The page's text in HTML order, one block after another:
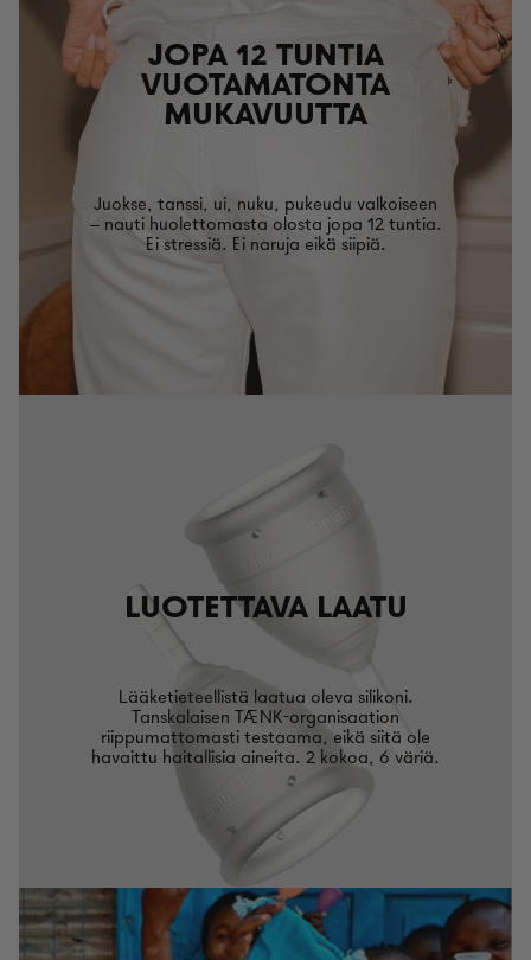
JOPA 12 TUNTIA
VUOTAMATONTA
MUKAVUUTTA
Juokse, tanssi, ui, nuku, pukeudu valkoiseen
– nauti huolettomasta olosta jopa 12 tuntia.
Ei stressiä. Ei naruja eikä siipiä.
LUOTETTAVA LAATU
Lääketieteellistä laatua oleva silikoni.
Tanskalaisen TÆNK-organisaation
riippumattomasti testaama, eikä siitä ole
havaittu haitallisia aineita. 2 kokoa, 6 väriä.